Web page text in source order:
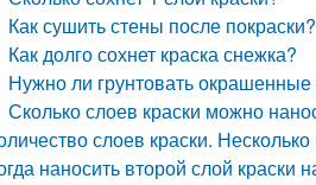
Как сушить стены после покраски?
Как долго сохнет краска снежка?
Нужно ли грунтовать
Сколько слоев краски можно
слоев краски.
наносить второй слой краски